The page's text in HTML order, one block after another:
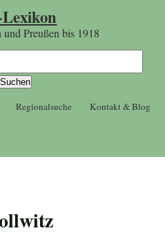
Preußen bis 1918
Regionalsuche Kontakt & Blog